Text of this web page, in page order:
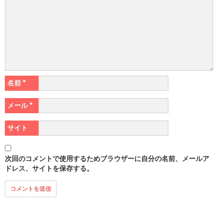
名前 *
メール*
サイト
次回のコメントで使用するためブラウザーに自分の名前、メールア
ドレス、サイトを保存する。